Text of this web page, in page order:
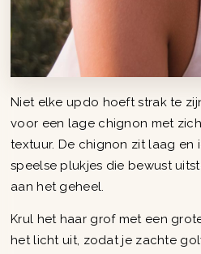
Niet elke updo hoeft strak te
voor een lage chignon met
textuur. De chignon zit laag en
speelse plukjes die bewust
aan het geheel.
Krul het haar grof met een
het licht uit, zodat je zachte